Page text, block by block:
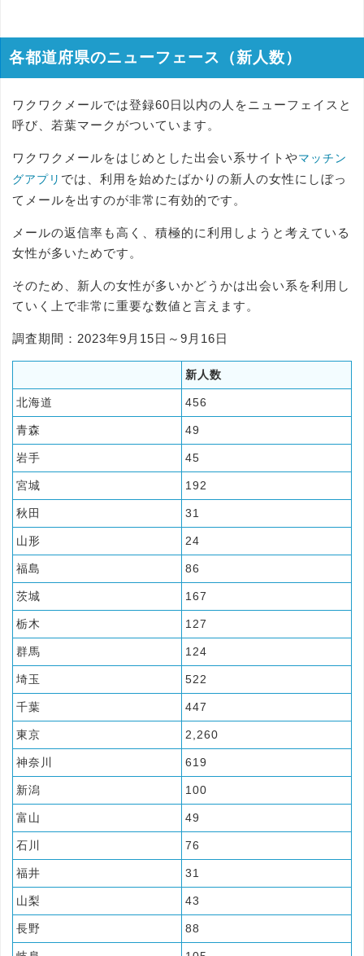
各都道府県のニューフェース（新人数）
ワクワクメールでは登録60日以内の人をニューフェイスと
呼び、若葉マークがついています。
ワクワクメールをはじめとした出会い系サイトやマッチン
グアプリ では、利用を始めたばかりの新人の女性にしぼっ
てメールを出すのが非常に有効的です。
メールの返信率も高く、積極的に利用しようと考えている
女性が多いためです。
そのため、新人の女性が多いかどうかは出会い系を利用し
ていく上で非常に重要な数値と言えます。
調査期間：2023年9月15日～9月16日
新人数
北海道 456
青森 49
岩手 45
宮城 192
秋田 31
山形 24
福島 86
茨城 167
栃木 127
群馬 124
埼玉 522
千葉 447
東京 2,260
神奈川 619
新潟 100
富山 49
石川 76
福井 31
山梨 43
長野 88